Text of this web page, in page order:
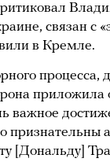
связан с
в Кремле.
процесса,
приложила
важное
признательны
[Дональду]